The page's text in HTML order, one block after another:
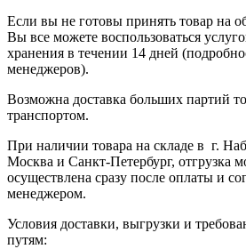
Если вы не готовы принять товар на
Вы все можете воспользоваться
хранения в течении 14 дней
менеджеров).
Возможна доставка больших партий
транспортом.
При наличии товара на складе в г.
Москва и Санкт-Петербург, отгрузка
осуществлена сразу после оплаты и
менеджером.
Условия доставки, выгрузки и
путям: